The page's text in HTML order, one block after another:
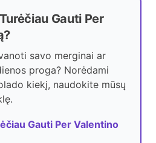
Gauti Per
savo merginai ar
proga? Norėdami
kiekį, naudokite mūsų
Gauti Per Valentino